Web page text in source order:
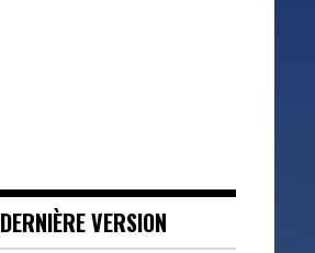
DERNIÈRE VERSION